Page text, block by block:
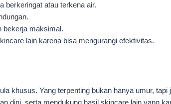
berkeringat atau terkena air.
bekerja maksimal.
lain karena bisa mengurangi efektivitas.
khusus. Yang terpenting bukan hanya umur,
dini, serta mendukung hasil skincare lain yang